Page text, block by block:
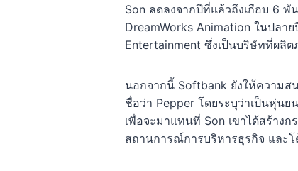
Son ลดลงจากปีที่แล้วถึงเกือบ 6
DreamWorks Animation ในปลา
Entertainment ซึ่งเป็นบริษัทที่ผลิ
นอกจากนี้ Softbank ยังให้ความ
ชื่อว่า Pepper โดยระบุว่าเป็นหุ่น
เพื่อจะมาแทนที่ Son เขาได้สร้าง
สถานการณ์การบริหารธุรกิจ และ